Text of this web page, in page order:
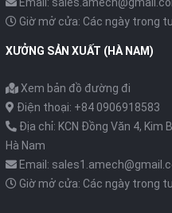
Giờ mở cửa: Các ngày trong
XƯỞNG SẢN XUẤT (HÀ NAM)
Xem bản đồ đường đi
Điện thoại: +84 0906918583
Địa chỉ: KCN Đồng Văn 4, Kim
Hà Nam
Email:
Giờ mở cửa: Các ngày trong